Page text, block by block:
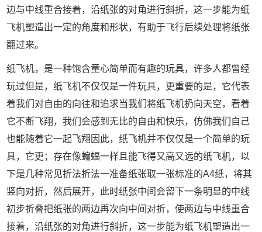
边与中线重合接着，沿纸张的对角进行斜折，这一步能为纸
飞机塑造出一定的角度和形状，有助于飞行后续处理将纸张
翻过来。
纸飞机，是一种饱含童心简单而有趣的玩具，许多人都曾经
玩过但是，纸飞机不仅仅是一件玩具，更重要的是，它代表
着我们对自由的向往和追求当我们将纸飞机扔向天空，看着
它不断飞翔，我们会感到无比的自由和快乐，仿佛我们自己
也能随着它一起飞翔因此，纸飞机并不仅仅是一个简单的玩
具，它更；存在像蝙蝠一样且能飞得又高又远的纸飞机，以
下是几种常见折法折法一准备纸张取一张标准的A4纸，将其
竖向对折，然后展开，此时纸张中间会留下一条明显的中线
初步折叠把纸张的两边再次向中间对折，使两边与中线重合
接着，沿纸张的对角进行斜折，这一步能为纸飞机塑造出一